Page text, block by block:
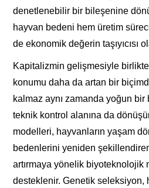
denetlenebilir bir bileşenine
hayvan bedeni hem üretim
de ekonomik değerin taşıyıcısı
Kapitalizmin gelişmesiyle
konumu daha da artan bir
kalmaz aynı zamanda yoğun
teknik kontrol alanına da
modelleri, hayvanların yaşam
bedenlerini yeniden
artırmaya yönelik biyoteknolojik
desteklenir. Genetik seleksiyon,